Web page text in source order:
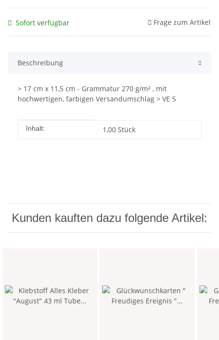
Sofort verfügbar Frage zum Artikel
Beschreibung
> 17 cm x 11,5 cm - Grammatur 270 g/m² , mit
hochwertigen, farbigen Versandumschlag > VE 5
Produkteigenschaft
Wert
Inhalt: 1,00 Stück
Kunden kauften dazu folgende Artikel: